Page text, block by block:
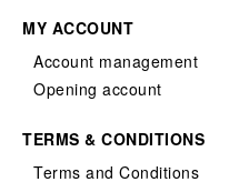
MY ACCOUNT
Account management
Opening account
TERMS & CONDITIONS
Terms and Conditions